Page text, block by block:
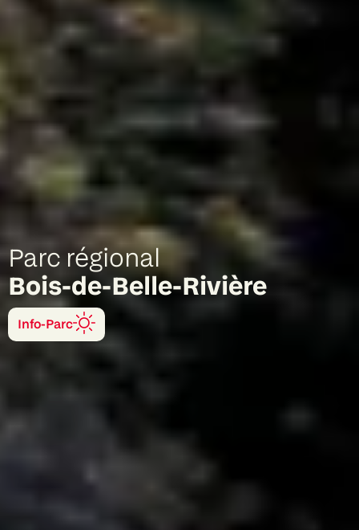
Parc régional
Bois-de-Belle-Rivière
Info-Parc